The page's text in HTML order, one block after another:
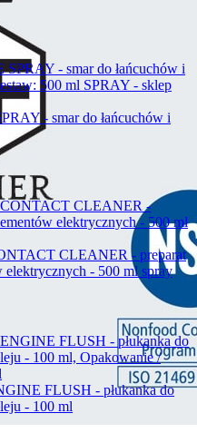
- smar do łańcuchów i
CLEANER - preparat
elektrycznych - 500 ml spray
FLUSH - płukanka do
- 100 ml